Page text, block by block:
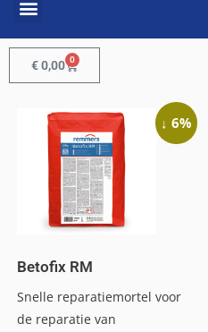
€0,00 0
↓ 6%
Betofix RM
Snelle reparatiemortel voor
de reparatie van